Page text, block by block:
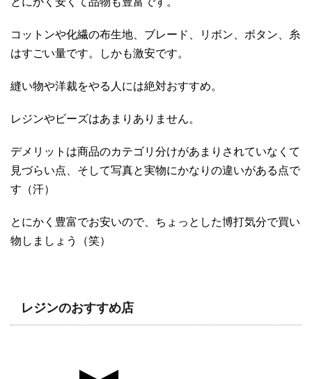
コットンや化繊の布生地、ブレード、リボン、ボタン、糸
はすごい量です。しかも激安です。
縫い物や洋裁をやる人には絶対おすすめ。
レジンやビーズはあまりありません。
デメリットは商品のカテゴリ分けがあまりされていなくて
見づらい点、そして写真と実物にかなりの違いがある点で
す（汗）
とにかく豊富でお安いので、ちょっとした博打気分で買い
物しましょう（笑）
レジンのおすすめ店